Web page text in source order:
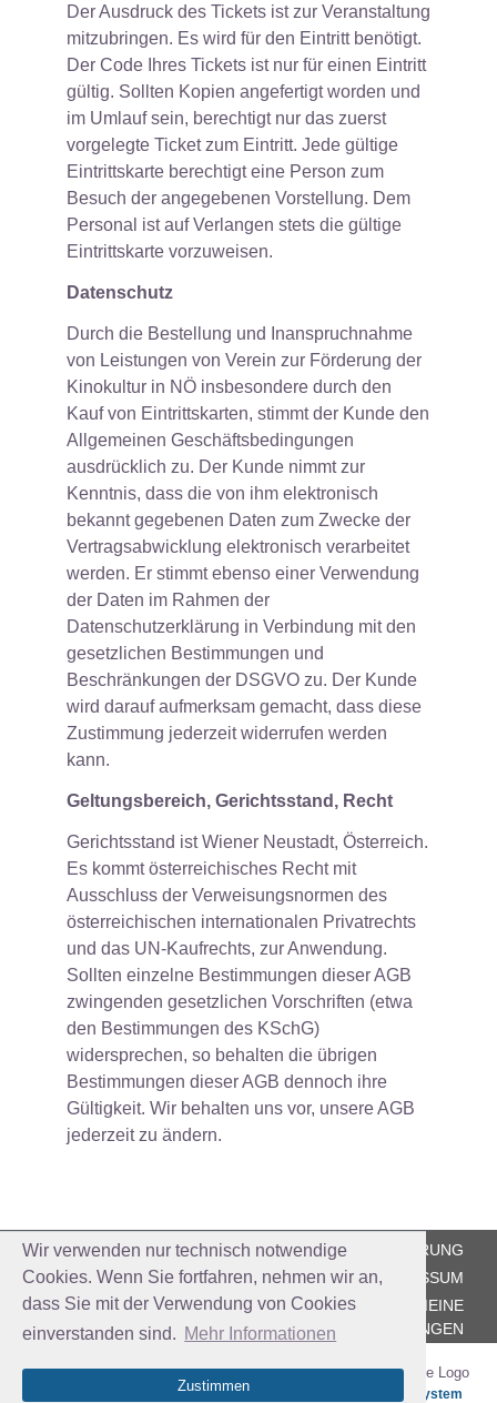
Wir verwenden nur technisch notwendige
Cookies. Wenn Sie fortfahren, nehmen wir an,
dass Sie mit der Verwendung von Cookies
einverstanden sind. Mehr Informationen
Zustimmen
Der Ausdruck des Tickets ist zur Veranstaltung
mitzubringen. Es wird für den Eintritt benötigt.
Der Code Ihres Tickets ist nur für einen Eintritt
gültig. Sollten Kopien angefertigt worden und
im Umlauf sein, berechtigt nur das zuerst
vorgelegte Ticket zum Eintritt. Jede gültige
Eintrittskarte berechtigt eine Person zum
Besuch der angegebenen Vorstellung. Dem
Personal ist auf Verlangen stets die gültige
Eintrittskarte vorzuweisen.
Datenschutz
Durch die Bestellung und Inanspruchnahme
von Leistungen von Verein zur Förderung der
Kinokultur in NÖ insbesondere durch den
Kauf von Eintrittskarten, stimmt der Kunde den
Allgemeinen Geschäftsbedingungen
ausdrücklich zu. Der Kunde nimmt zur
Kenntnis, dass die von ihm elektronisch
bekannt gegebenen Daten zum Zwecke der
Vertragsabwicklung elektronisch verarbeitet
werden. Er stimmt ebenso einer Verwendung
der Daten im Rahmen der
Datenschutzerklärung in Verbindung mit den
gesetzlichen Bestimmungen und
Beschränkungen der DSGVO zu. Der Kunde
wird darauf aufmerksam gemacht, dass diese
Zustimmung jederzeit widerrufen werden
kann.
Geltungsbereich, Gerichtsstand, Recht
Gerichtsstand ist Wiener Neustadt, Österreich.
Es kommt österreichisches Recht mit
Ausschluss der Verweisungsnormen des
österreichischen internationalen Privatrechts
und das UN-Kaufrechts, zur Anwendung.
Sollten einzelne Bestimmungen dieser AGB
zwingenden gesetzlichen Vorschriften (etwa
den Bestimmungen des KSchG)
widersprechen, so behalten die übrigen
Bestimmungen dieser AGB dennoch ihre
Gültigkeit. Wir behalten uns vor, unsere AGB
jederzeit zu ändern.
cinemacircus
DATENSCHUTZERKLÄRUNG
IMPRESSUM
ALLGEMEINE
GESCHÄFTSBEDINGUNGEN
Das einfache Ticketsystem